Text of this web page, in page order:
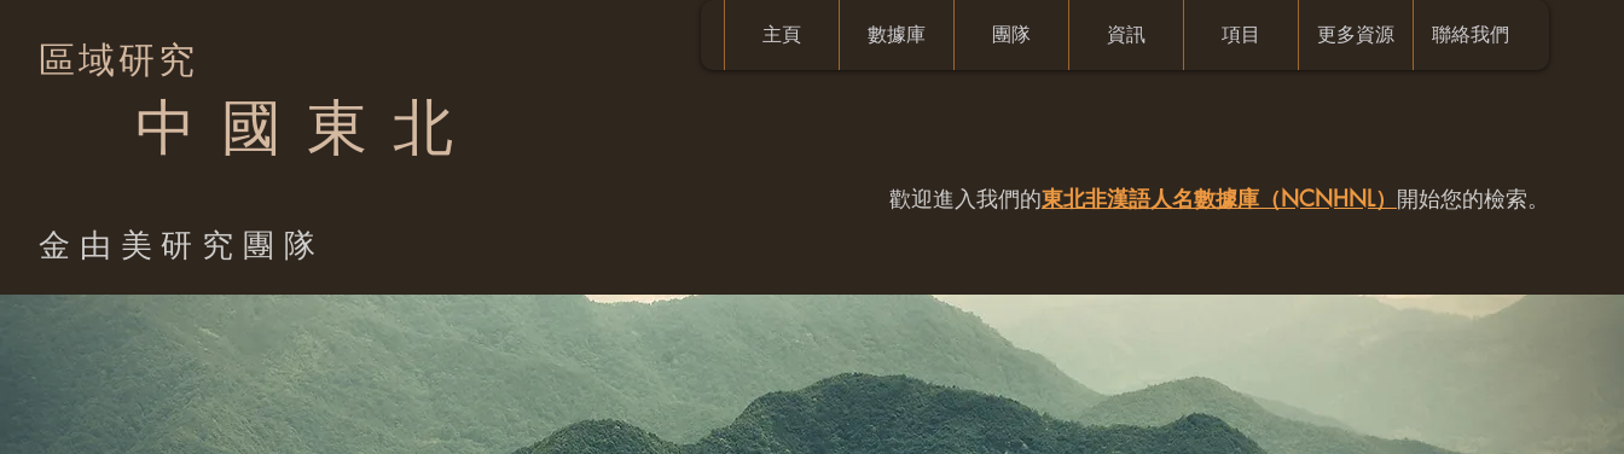
主頁 數據庫 團隊 資訊 項目 更多資源 聯絡我們
區域研究
中 國 東 北
​金由美研究團隊
歡迎進入我們的東北非漢語人名數據庫（NCNHNL） 開始您的檢索。